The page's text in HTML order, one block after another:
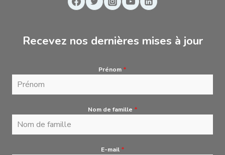
Recevez nos dernières mises à jour
Prénom *
Nom de famille *
E-mail *